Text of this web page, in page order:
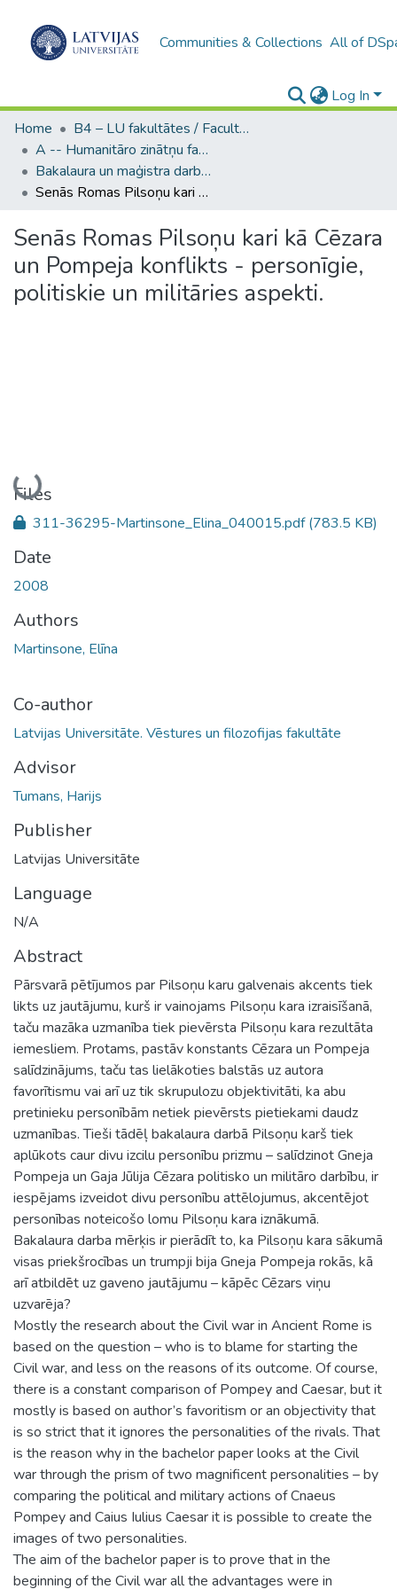
Communities & Collections All of
Log In
Home
B4 – LU fakultātes / Faculties of the UL
A -- Humanitāro zinātņu fakultāte / Faculty of Humanities
Bakalaura un maģistra darbi (HZF) / Bachelor's and Master's theses
Senās Romas Pilsoņu kari kā Cēzara un Pompeja konflikts - personīgie, politiskie un militāries aspekti.
Senās Romas Pilsoņu kari kā Cēzara
un Pompeja konflikts - personīgie,
politiskie un militāries aspekti.
Loading...
Files
311-36295-Martinsone_Elina_040015.pdf(783.5 KB)
Date
2008
Authors
Martinsone, Elīna
Co-author
Latvijas Universitāte. Vēstures un filozofijas fakultāte
Advisor
Tumans, Harijs
Publisher
Latvijas Universitāte
Language
N/A
Abstract
Pārsvarā pētījumos par Pilsoņu karu galvenais akcents tiek
likts uz jautājumu, kurš ir vainojams Pilsoņu kara izraisīšanā,
taču mazāka uzmanība tiek pievērsta Pilsoņu kara rezultāta
iemesliem. Protams, pastāv konstants Cēzara un Pompeja
salīdzinājums, taču tas lielākoties balstās uz autora
favorītismu vai arī uz tik skrupulozu objektivitāti, ka abu
pretinieku personībām netiek pievērsts pietiekami daudz
uzmanības. Tieši tādēļ bakalaura darbā Pilsoņu karš tiek
aplūkots caur divu izcilu personību prizmu – salīdzinot Gneja
Pompeja un Gaja Jūlija Cēzara politisko un militāro darbību, ir
iespējams izveidot divu personību attēlojumus, akcentējot
personības noteicošo lomu Pilsoņu kara iznākumā.
Bakalaura darba mērķis ir pierādīt to, ka Pilsoņu kara sākumā
visas priekšrocības un trumpji bija Gneja Pompeja rokās, kā
arī atbildēt uz gaveno jautājumu – kāpēc Cēzars viņu
uzvarēja?
Mostly the research about the Civil war in Ancient Rome is
based on the question – who is to blame for starting the
Civil war, and less on the reasons of its outcome. Of course,
there is a constant comparison of Pompey and Caesar, but it
mostly is based on author’s favoritism or an objectivity that
is so strict that it ignores the personalities of the rivals. That
is the reason why in the bachelor paper looks at the Civil
war through the prism of two magnificent personalities – by
comparing the political and military actions of Cnaeus
Pompey and Caius Iulius Caesar it is possible to create the
images of two personalities.
The aim of the bachelor paper is to prove that in the
beginning of the Civil war all the advantages were in